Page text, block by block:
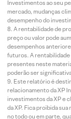
Investimentos ao seu
mercado, mudanças
desempenho do
A rentabilidade de
preço ou valor pode
desempenhos
futuros. A rentabilidade
presentes neste
poderão ser
Este relatório é
relacionamento da XP
investimentos da XP e
da XP. Fica proibida
no todo ou em parte,